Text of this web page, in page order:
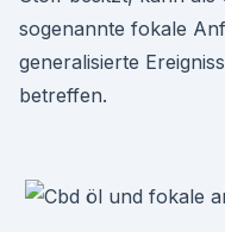
sogenannte fokale
generalisierte
betreffen.